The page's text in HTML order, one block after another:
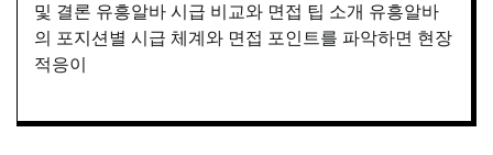
및 결론 유흥알바 시급 비교와 면접 팁 소개 유흥알바
의 포지션별 시급 체계와 면접 포인트를 파악하면 현장
적응이